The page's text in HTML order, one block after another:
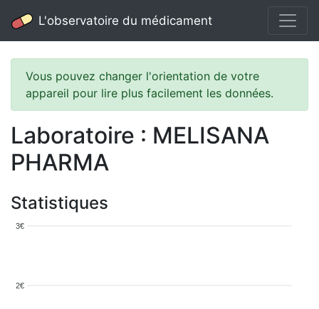
L'observatoire du médicament
Vous pouvez changer l'orientation de votre
appareil pour lire plus facilement les données.
Laboratoire : MELISANA
PHARMA
Statistiques
3€
2€